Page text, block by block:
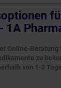
1A
Online-Beratung
zu
von 1-2